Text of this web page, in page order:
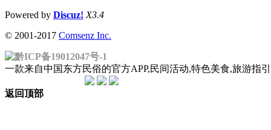
Powered by Discuz! X3.4
© 2001-2017 Comsenz Inc.
黔ICP备19012047号-1
一款来自中国东方民俗的官方APP,民间活动,特色美食,旅游
返回顶部